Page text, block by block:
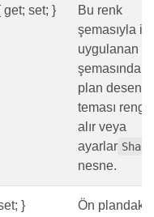
get; set; }
Bu renk
şemasıyla
uygulanan
şemasındaki
plan desen
teması
alır veya
ayarlar
nesne.
}
Ön plandaki